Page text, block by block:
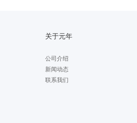
关于元年
公司介绍
新闻动态
联系我们